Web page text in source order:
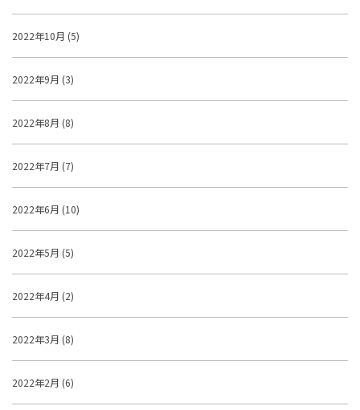
2022年10月 (5)
2022年9月 (3)
2022年8月 (8)
2022年7月 (7)
2022年6月 (10)
2022年5月 (5)
2022年4月 (2)
2022年3月 (8)
2022年2月 (6)